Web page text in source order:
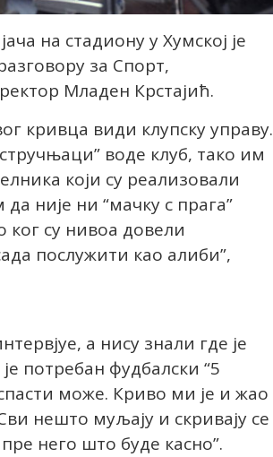
на стадиону у Хумској је
за Спорт,
Младен Крстајић.
кривца види клупску управу.
воде клуб, тако им
који су реализовали
није ни “мачку с прага”
ког су нивоа довели
послужити као алиби”,
а нису знали где је
потребан фудбалски “5
може. Криво ми је и жао
нешто муљају и скривају се
него што буде касно”.